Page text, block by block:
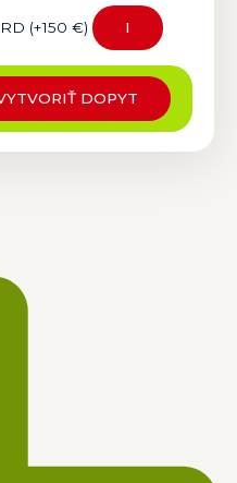
(+150 €) I
DOPYT